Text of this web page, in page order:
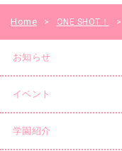
Home > ONE SHOT！ >
お知らせ
イベント
学園紹介